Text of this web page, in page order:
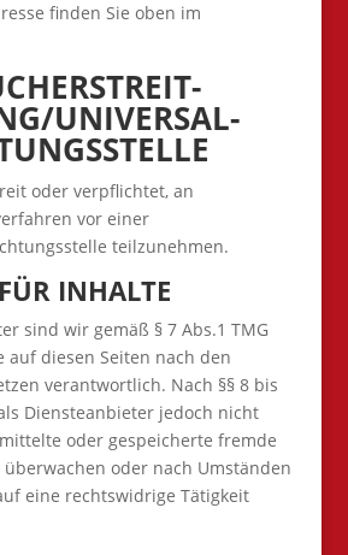
finden Sie oben im
UNIVERSAL­
oder verpflichtet, an
vor einer
teilzunehmen.
INHALTE
sind wir gemäß § 7 Abs.1 TMG
auf diesen Seiten nach den
verantwortlich. Nach §§ 8 bis
Diensteanbieter jedoch nicht
oder gespeicherte fremde
oder nach Umständen
eine rechtswidrige Tätigkeit